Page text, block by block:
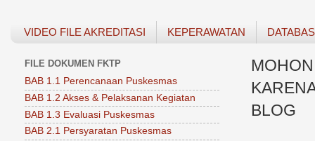
VIDEO FILE AKREDITASI KEPERAWATAN
BLOG
FILE DOKUMEN FKTP
BAB 1.1 Perencanaan Puskesmas
BAB 1.2 Akses & Pelaksanan Kegiatan
BAB 1.3 Evaluasi Puskesmas
BAB 2.1 Persyaratan Puskesmas